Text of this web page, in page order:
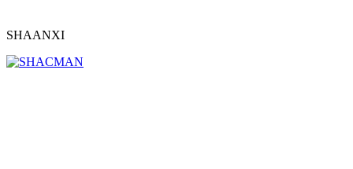
SHAANXI